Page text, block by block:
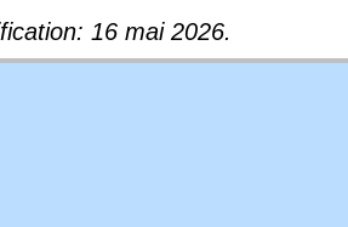
16 mai 2026.